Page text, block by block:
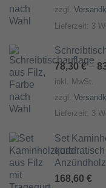
zzgl.
Lieferzeit: 3
78,30€–
inkl. MwSt.
zzgl.
Lieferzeit: 3
Set
168,60 €